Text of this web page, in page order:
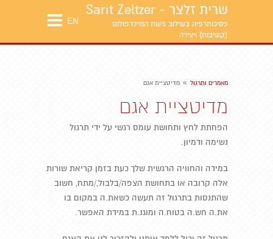
שרית זלצר - Sarit Zeltzer
פסיכותרפיה בשילוב גישת המיינדפולנס
(קשיבות) ויצירה
EN
מאמרים ותרגול » מדיטציית אגם
מדיטציית אגם
הפחתת לחץ ותחושת עומס רגשי על ידי תרגול
נשימה ודמיון.
במידה והחוויה הרגשית שלך כעת בזמן קריאת שורות
אלה קרובה או בתחושת הצפה/בלבול,/מתח, חשוב
שהתנסות בתרגול זה תעשה כשאת.ה במקום בו
את.ה חש.ה בטוח.ה ומוגנ.ת במידת האפשר.